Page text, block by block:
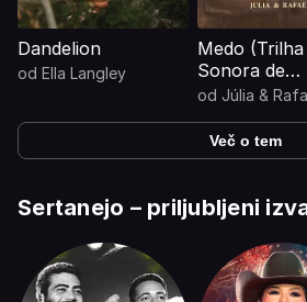
Dandelion
od Ella Langley
Medo (Trilha
Sonora de
"Coração
od Júlia &
Več o tem
Sertanejo – priljubljeni